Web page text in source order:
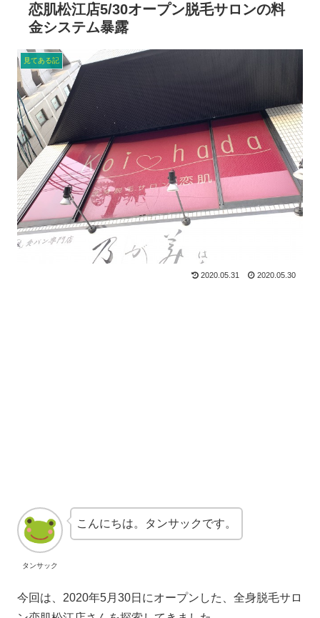
恋肌松江店5/30オープン脱毛サロンの料
金システム暴露
見てある記
2020.05.31 2020.05.30
タンサック
こんにちは。タンサックです。
今回は、2020年5月30日にオープンした、全身脱毛サロ